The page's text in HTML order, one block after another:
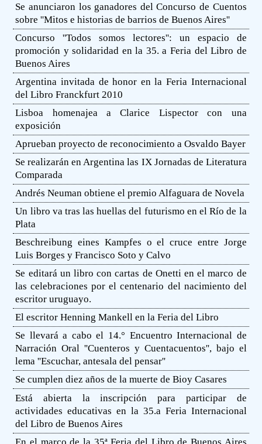
Se anunciaron los ganadores del Concurso de Cuentos
sobre ''Mitos e historias de barrios de Buenos Aires''
Concurso ''Todos somos lectores'': un espacio de
promoción y solidaridad en la 35. a Feria del Libro de
Buenos Aires
Argentina invitada de honor en la Feria Internacional
del Libro Franckfurt 2010
Lisboa homenajea a Clarice Lispector con una
exposición
Aprueban proyecto de reconocimiento a Osvaldo Bayer
Se realizarán en Argentina las IX Jornadas de Literatura
Comparada
Andrés Neuman obtiene el premio Alfaguara de Novela
Un libro va tras las huellas del futurismo en el Río de la
Plata
Beschreibung eines Kampfes o el cruce entre Jorge
Luis Borges y Francisco Soto y Calvo
Se editará un libro con cartas de Onetti en el marco de
las celebraciones por el centenario del nacimiento del
escritor uruguayo.
El escritor Henning Mankell en la Feria del Libro
Se llevará a cabo el 14.° Encuentro Internacional de
Narración Oral ''Cuenteros y Cuentacuentos'', bajo el
lema ''Escuchar, antesala del pensar''
Se cumplen diez años de la muerte de Bioy Casares
Está abierta la inscripción para participar de
actividades educativas en la 35.a Feria Internacional
del Libro de Buenos Aires
En el marco de la 35ª Feria del Libro de Buenos Aires